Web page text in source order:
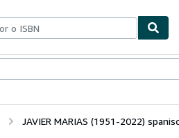
JAVIER MARIAS (1951-2022)